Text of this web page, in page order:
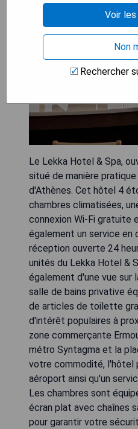
Le Lekka Hotel & Spa,
situé de manière
d'Athènes. Cet hôtel 4
chambres climatisées,
connexion Wi-Fi gratuite
également un service en
réception ouverte 24
unités du Lekka Hotel &
également d'une vue sur
salle de bains privative
de articles de toilette
d'intérêt populaires à
zone commerçante
métro Syntagma et la
votre commodité, l'hôtel
aéroport ainsi qu'un
Les chambres sont
écran plat avec
pour garantir votre
Voir
Non
Rechercher